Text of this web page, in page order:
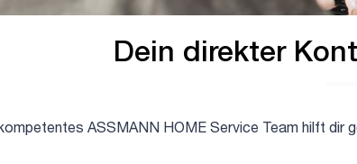
Dein direkter
ASSMANN HOME Service Team hilft